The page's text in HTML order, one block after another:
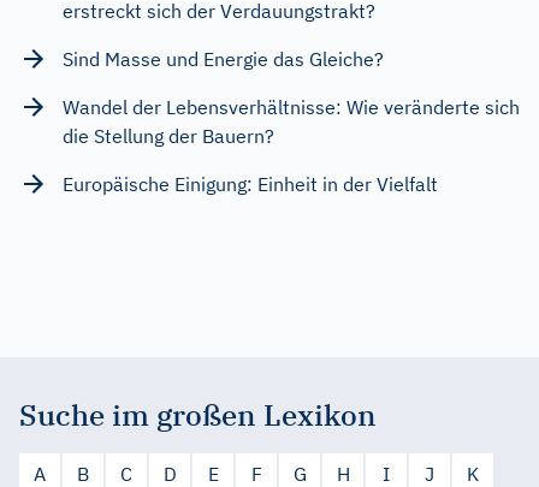
erstreckt sich der Verdauungstrakt?
Sind Masse und Energie das Gleiche?
Wandel der Lebensverhältnisse: Wie veränderte sich
die Stellung der Bauern?
Europäische Einigung: Einheit in der Vielfalt
Suche im großen Lexikon
A B C D E F G H I J
K